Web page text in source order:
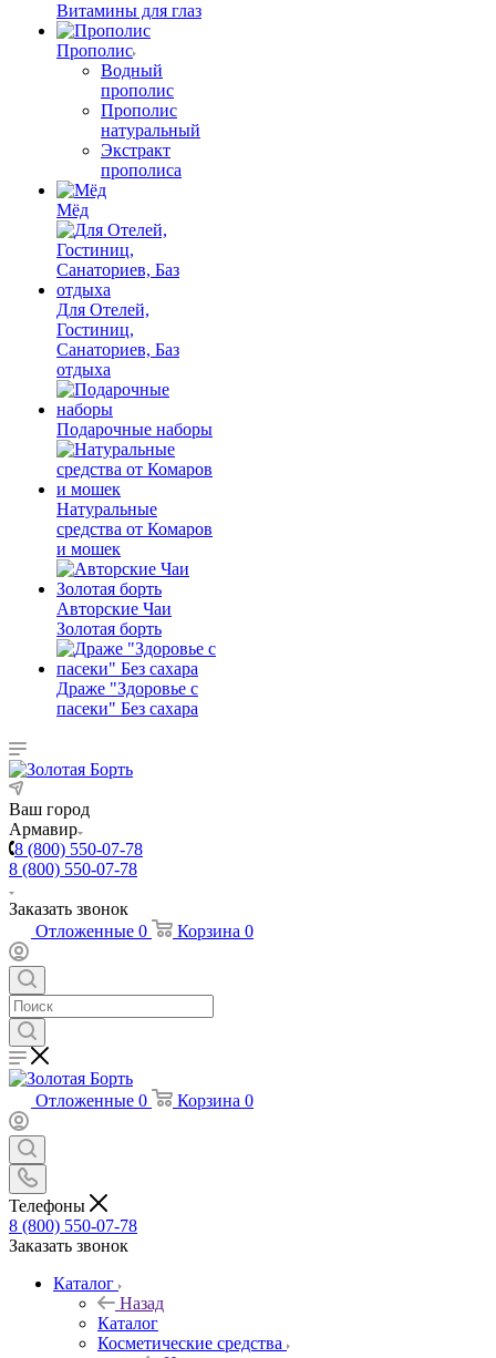
Витамины для глаз
Прополис
Водный
прополис
Прополис
натуральный
Экстракт
прополиса
Мёд
Для Отелей,
Гостиниц,
Санаториев, Баз
отдыха
Подарочные наборы
Натуральные
средства от Комаров
и мошек
Авторские Чаи
Золотая борть
Драже "Здоровье с
пасеки" Без сахара
Ваш город
Армавир
8 (800) 550-07-78
8 (800) 550-07-78
Заказать звонок
Отложенные 0 Корзина 0
Отложенные 0 Корзина 0
Телефоны
8 (800) 550-07-78
Заказать звонок
Каталог
Назад
Каталог
Косметические средства